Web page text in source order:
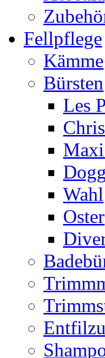
Fellpflege
Kämme
Bürsten
Les
Wahl
Oster